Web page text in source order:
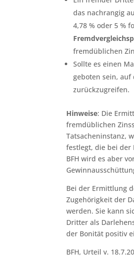
das nachrangig
4,78 % oder 5 %
fremdüblichen
Sollte es einen
geboten sein, auf
zurückzugreifen.
Hinweise: Die
fremdüblichen
Tatsacheninstanz,
festlegt, die bei der
BFH wird es aber
Bei der Ermittlung
Zugehörigkeit der
werden. Sie kann
Dritter als
der Bonität positiv
BFH, Urteil v.